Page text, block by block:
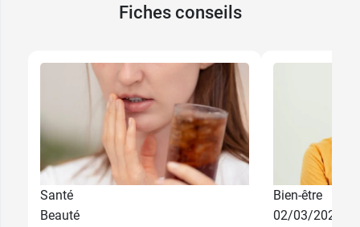
75 ml
Fiches conseils
Santé
Beauté
Bien-être
02/03/2026